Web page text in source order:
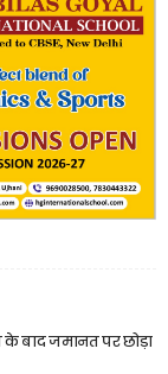
के बाद जमानत पर छोड़ा